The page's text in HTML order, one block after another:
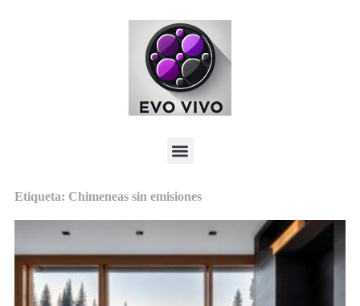
Etiqueta: Chimeneas sin emisiones